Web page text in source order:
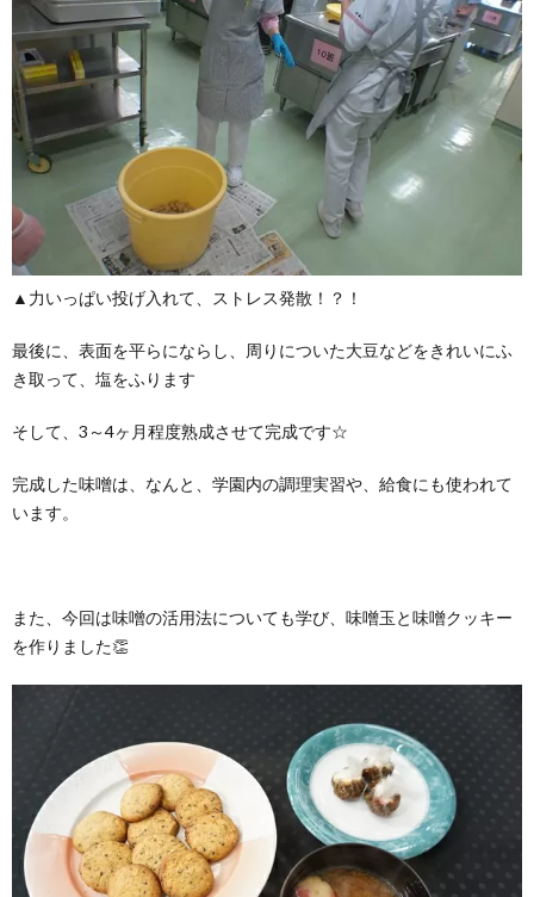
▲力いっぱい投げ入れて、ストレス発散！？！
最後に、表面を平らにならし、周りについた大豆などをきれいにふ
き取って、塩をふります
そして、3～4ヶ月程度熟成させて完成です☆
完成した味噌は、なんと、学園内の調理実習や、給食にも使われて
います。
また、今回は味噌の活用法についても学び、味噌玉と味噌クッキー
を作りました👏